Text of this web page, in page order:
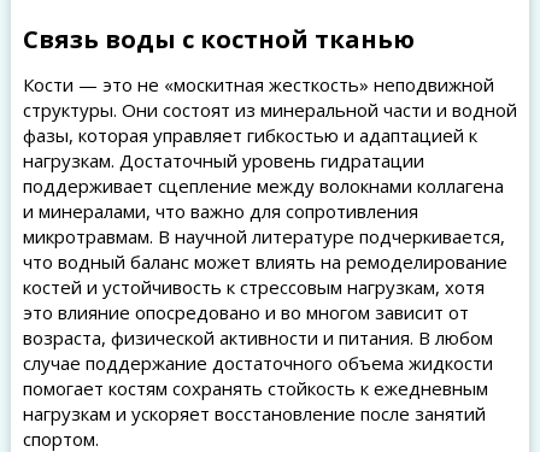
Связь воды с костной тканью
Кости — это не «москитная жесткость» неподвижной
структуры. Они состоят из минеральной части и водной
фазы, которая управляет гибкостью и адаптацией к
нагрузкам. Достаточный уровень гидратации
поддерживает сцепление между волокнами коллагена
и минералами, что важно для сопротивления
микротравмам. В научной литературе подчеркивается,
что водный баланс может влиять на ремоделирование
костей и устойчивость к стрессовым нагрузкам, хотя
это влияние опосредовано и во многом зависит от
возраста, физической активности и питания. В любом
случае поддержание достаточного объема жидкости
помогает костям сохранять стойкость к ежедневным
нагрузкам и ускоряет восстановление после занятий
спортом.